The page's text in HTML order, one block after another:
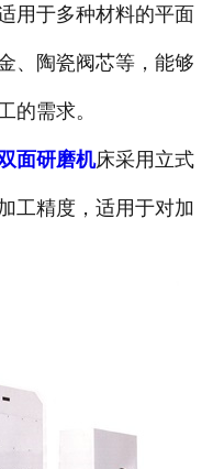
人才招聘
联系我们
于多种材料的平面
、陶瓷阀芯等，能够
的需求。
面研磨机床采用立式
工精度，适用于对加